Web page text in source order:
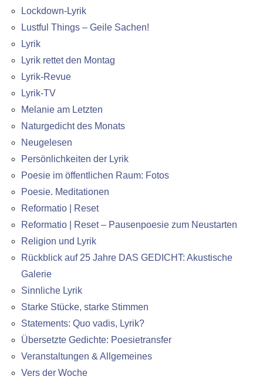
Lockdown-Lyrik
Lustful Things – Geile Sachen!
Lyrik
Lyrik rettet den Montag
Lyrik-Revue
Lyrik-TV
Melanie am Letzten
Naturgedicht des Monats
Neugelesen
Persönlichkeiten der Lyrik
Poesie im öffentlichen Raum: Fotos
Poesie. Meditationen
Reformatio | Reset
Reformatio | Reset – Pausenpoesie zum Neustarten
Religion und Lyrik
Rückblick auf 25 Jahre DAS GEDICHT: Akustische
Galerie
Sinnliche Lyrik
Starke Stücke, starke Stimmen
Statements: Quo vadis, Lyrik?
Übersetzte Gedichte: Poesietransfer
Veranstaltungen & Allgemeines
Vers der Woche